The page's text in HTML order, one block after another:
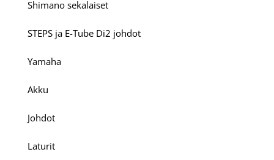
Shimano sekalaiset
STEPS ja E-Tube Di2 johdot
Yamaha
Akku
Johdot
Laturit